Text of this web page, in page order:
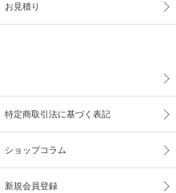
お見積り
特定商取引法に基づく表記
ショップコラム
新規会員登録